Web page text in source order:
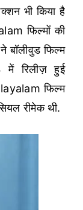
भी किया है
फिल्मों की
बॉलीवुड फिल्म
में रिलीज़ हुई
फिल्म
रीमेक थी.